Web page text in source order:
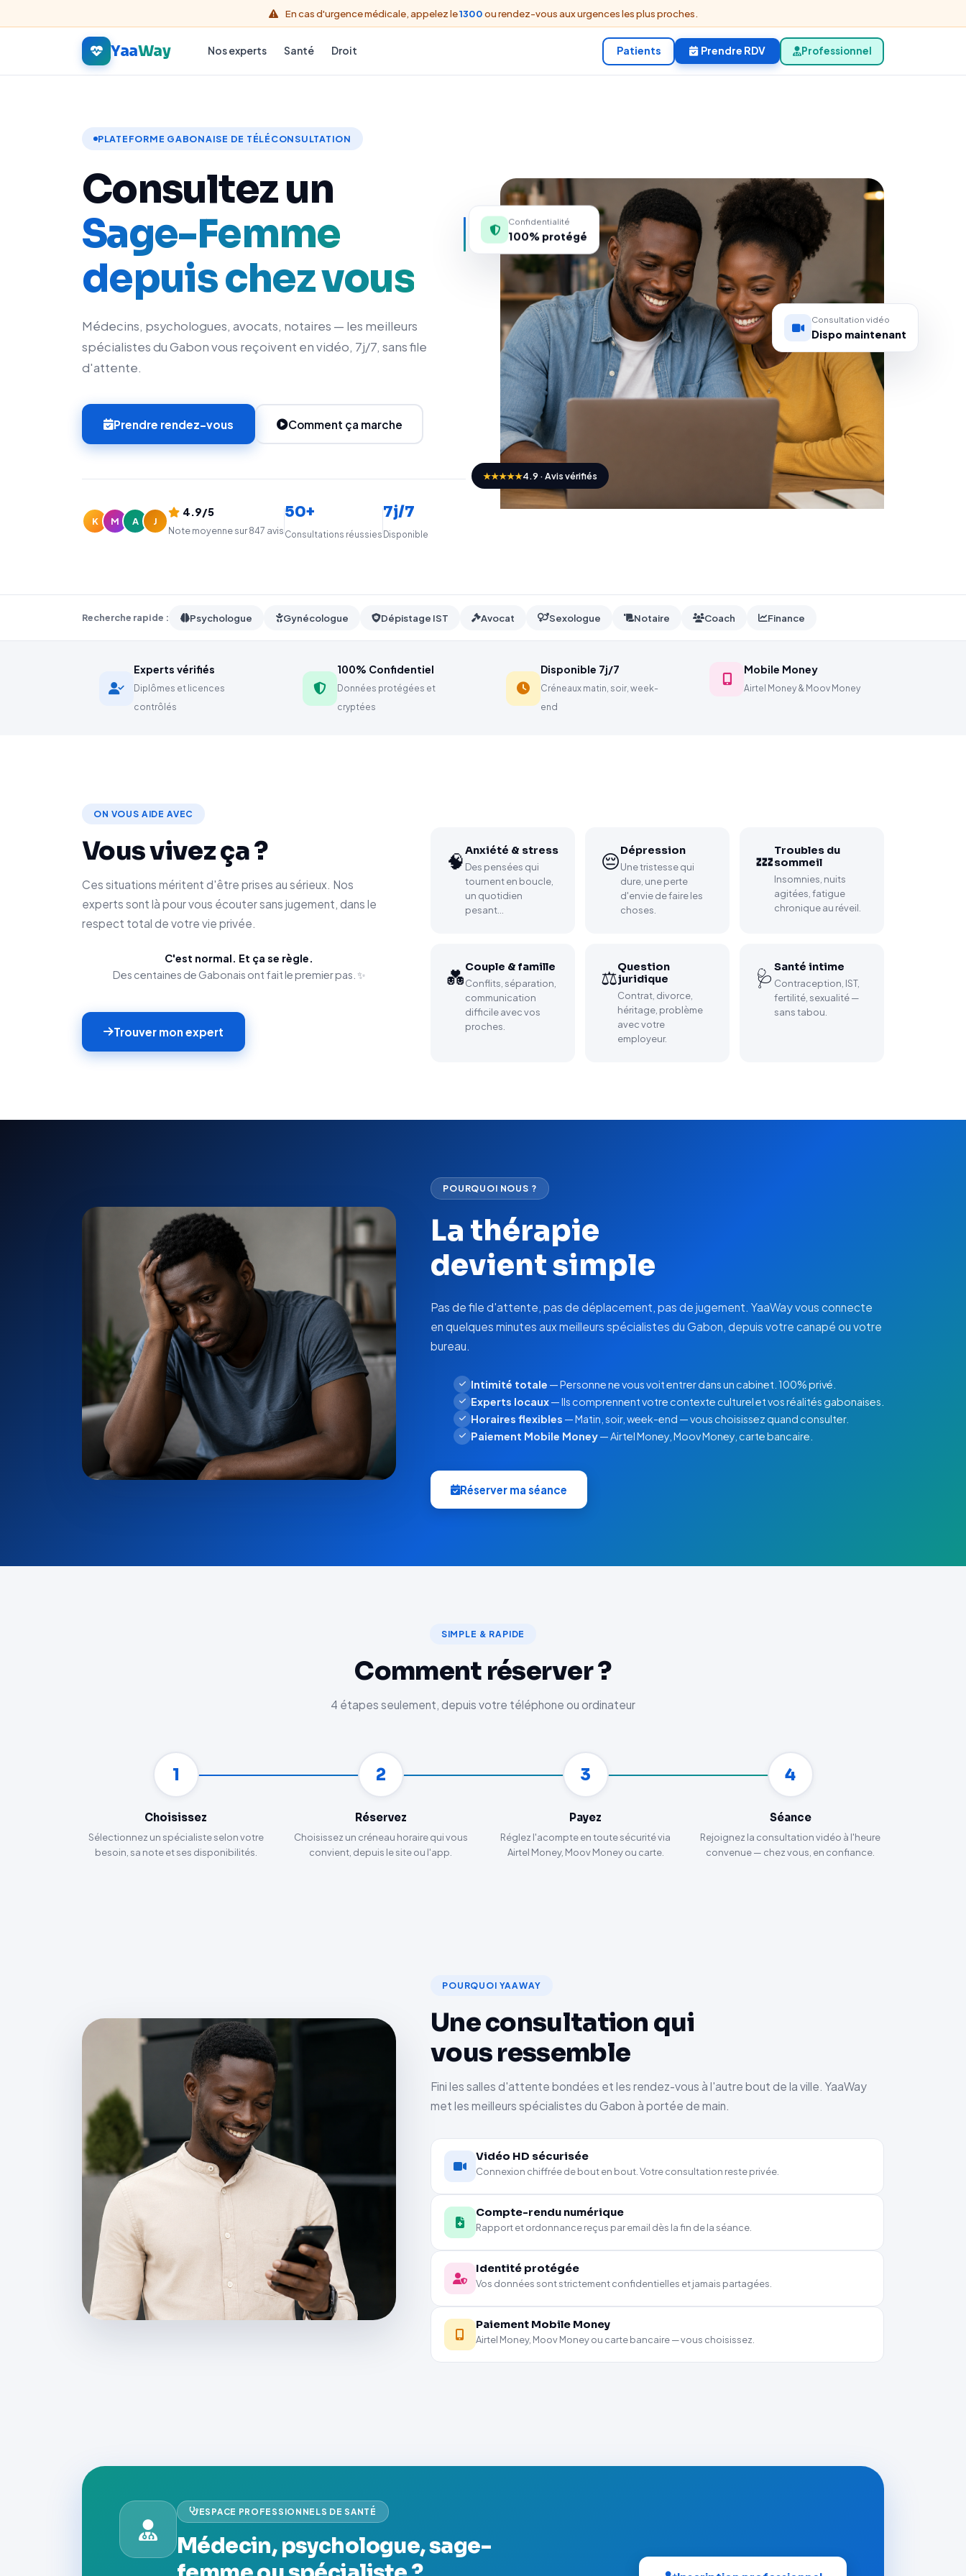
En cas d'urgence médicale, appelez le1300ou rendez-vous aux urgences les plus proches.
YaaWay Nos experts Santé Droit Patients Prendre RDV Professionnel
PLATEFORME GABONAISE DE TÉLÉCONSULTATION
Consultez un
Conseiller Matrimonial
depuis chez vous
Médecins, psychologues, avocats, notaires — les meilleurs
spécialistes du Gabon vous reçoivent en vidéo, 7j/7, sans file
d'attente.
Prendre rendez-vous Comment ça marche
K M A J
4.9/5
Note moyenne sur 847 avis
50+
Consultations réussies
7j/7
Disponible
Confidentialité
100% protégé
Consultation vidéo
Dispo maintenant
★★★★★4.9 · Avis vérifiés
Recherche rapide : Psychologue Gynécologue Dépistage IST Avocat Sexologue Notaire Coach Finance
Experts vérifiés
Diplômes et licences
contrôlés
100% Confidentiel
Données protégées et
cryptées
Disponible 7j/7
Créneaux matin, soir, week-
end
Mobile Money
Airtel Money & Moov Money
ON VOUS AIDE AVEC
Vous vivez ça ?
Ces situations méritent d'être prises au sérieux. Nos
experts sont là pour vous écouter sans jugement, dans le
respect total de votre vie privée.
C'est normal. Et ça se règle.
Des centaines de Gabonais ont fait le premier pas. ✨
Trouver mon expert
🧠Anxiété & stress
Des pensées qui
tournent en boucle,
un quotidien
pesant…
😔Dépression
Une tristesse qui
dure, une perte
d'envie de faire les
choses.
💤Troubles du
sommeil
Insomnies, nuits
agitées, fatigue
chronique au réveil.
💑Couple & famille
Conflits, séparation,
communication
difficile avec vos
proches.
⚖️Question
juridique
Contrat, divorce,
héritage, problème
avec votre
employeur.
🩺 Santé intime
Contraception, IST,
fertilité, sexualité —
sans tabou.
POURQUOI NOUS ?
La thérapie
devient simple
Pas de file d'attente, pas de déplacement, pas de jugement. YaaWay vous connecte
en quelques minutes aux meilleurs spécialistes du Gabon, depuis votre canapé ou votre
bureau.
Intimité totale — Personne ne vous voit entrer dans un cabinet. 100% privé.
Experts locaux— Ils comprennent votre contexte culturel et vos réalités gabonaises.
Horaires flexibles — Matin, soir, week-end — vous choisissez quand consulter.
Paiement Mobile Money— Airtel Money, Moov Money, carte bancaire.
Réserver ma séance
SIMPLE & RAPIDE
Comment réserver ?
4 étapes seulement, depuis votre téléphone ou ordinateur
1
Choisissez
Sélectionnez un spécialiste selon votre
besoin, sa note et ses disponibilités.
2
Réservez
Choisissez un créneau horaire qui vous
convient, depuis le site ou l'app.
3
Payez
Réglez l'acompte en toute sécurité via
Airtel Money, Moov Money ou carte.
4
Séance
Rejoignez la consultation vidéo à l'heure
convenue — chez vous, en confiance.
POURQUOI YAAWAY
Une consultation qui
vous ressemble
Fini les salles d'attente bondées et les rendez-vous à l'autre bout de la ville. YaaWay
met les meilleurs spécialistes du Gabon à portée de main.
Vidéo HD sécurisée
Connexion chiffrée de bout en bout. Votre consultation reste privée.
Compte-rendu numérique
Rapport et ordonnance reçus par email dès la fin de la séance.
Identité protégée
Vos données sont strictement confidentielles et jamais partagées.
Paiement Mobile Money
Airtel Money, Moov Money ou carte bancaire — vous choisissez.
ESPACE PROFESSIONNELS DE SANTÉ
Médecin, psychologue, sage-